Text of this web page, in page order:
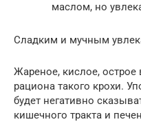
маслом, но
Сладким и мучным
Жареное, кислое,
рациона такого крохи.
будет негативно
кишечного тракта и